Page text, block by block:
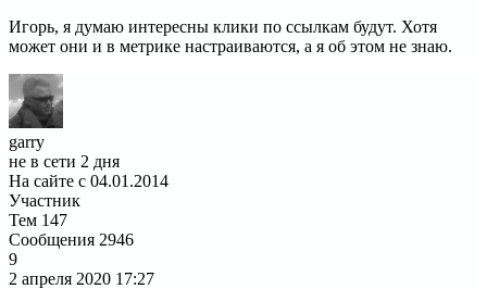
Игорь, я думаю интересны клики по ссылкам будут. Хотя
может они и в метрике настраиваются, а я об этом не знаю.
garry
не в сети 2 дня
На сайте с 04.01.2014
Участник
Тем 147
Сообщения 2946
9
2 апреля 2020 17:27